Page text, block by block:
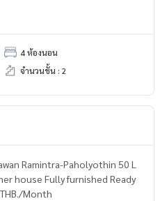
4 ห้องนอน
จำนวนชั้น : 2
Ramintra-Paholyothin 50 L
house Fully furnished Ready
Month